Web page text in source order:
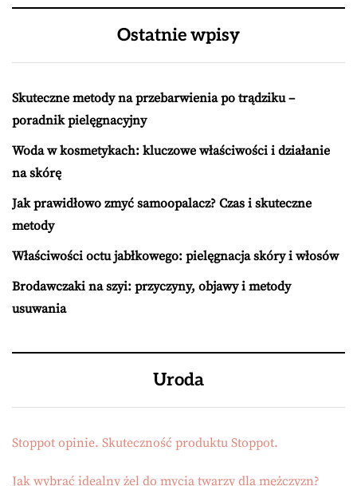
Ostatnie wpisy
Skuteczne metody na przebarwienia po trądziku –
poradnik pielęgnacyjny
Woda w kosmetykach: kluczowe właściwości i działanie
na skórę
Jak prawidłowo zmyć samoopalacz? Czas i skuteczne
metody
Właściwości octu jabłkowego: pielęgnacja skóry i włosów
Brodawczaki na szyi: przyczyny, objawy i metody
usuwania
Uroda
Stoppot opinie. Skuteczność produktu Stoppot.
Jak wybrać idealny żel do mycia twarzy dla mężczyzn?